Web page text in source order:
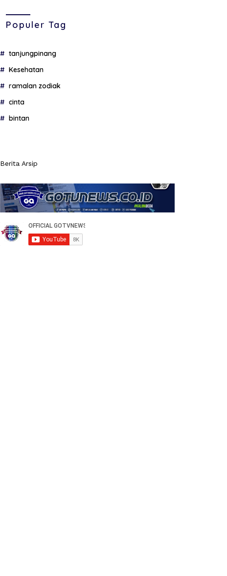
Populer Tag
tanjungpinang
Kesehatan
ramalan zodiak
cinta
bintan
Berita Arsip